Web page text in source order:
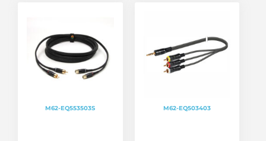
M62-EQ553503S M62-EQ503403